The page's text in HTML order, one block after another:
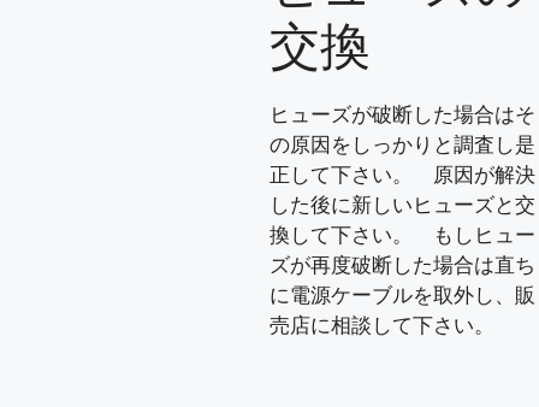
交換
ヒューズが破断した場合はそ
の原因をしっかりと調査し是
正して下さい。 原因が解決
した後に新しいヒューズと交
換して下さい。 もしヒュー
ズが再度破断した場合は直ち
に電源ケーブルを取外し、販
売店に相談して下さい。